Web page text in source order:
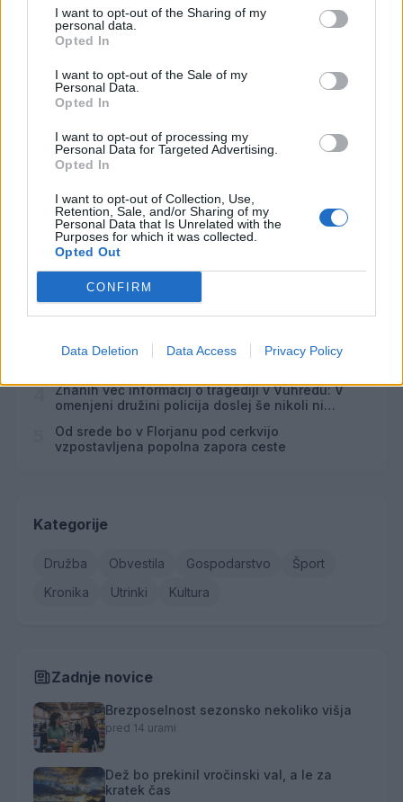
I want to opt-out of the Sharing of my
personal data.
Opted In
I want to opt-out of the Sale of my
Personal Data.
Opted In
I want to opt-out of processing my
Personal Data for Targeted Advertising.
Opted In
I want to opt-out of Collection, Use,
Retention, Sale, and/or Sharing of my
Personal Data that Is Unrelated with the
Purposes for which it was collected.
Opted Out
CONFIRM
Data Deletion Data Access Privacy Policy
posameznik kazensko odgovoren za javno spodbujanje
sovraštva, nasilja ali nestrpnosti. Komentarji z žaljivimi,
rasističnimi, diskriminatornimi ali nezakonitimi vsebinami
bodo odstranjeni. Pravila komentiranja →
Failed to fetch
Najbolj brano
1
kanalizacije na območju Penšek v Florjanu
2
(VIDEO) "Mislil sem, da je konec": Lastnik
Za posledicami prometne nesreče umrl 95-letni
Znanih več informacij o tragediji v Vuhredu: V
omenjeni družini policija doslej še nikoli ni
Od srede bo v Florjanu pod cerkvijo
vzpostavljena popolna zapora ceste
Kategorije
Družba Obvestila Gospodarstvo
Šport
Kronika
Utrinki Kultura
Zadnje novice
Brezposelnost sezonsko nekoliko višja
pred 14 urami
Dež bo prekinil vročinski val, a le za
kratek čas